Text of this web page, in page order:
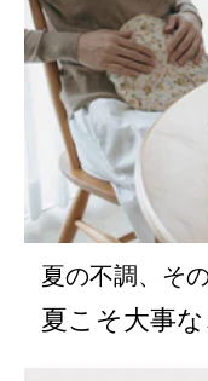
夏の不調、そ
夏こそ大事